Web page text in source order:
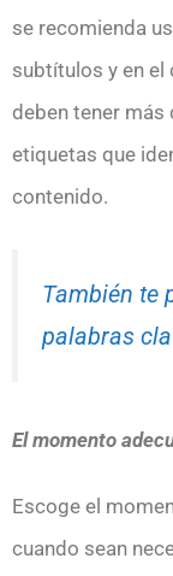
se recomienda
subtítulos y en el
deben tener más
etiquetas que
contenido.
También te
palabras
El momento
Escoge el
cuando sean